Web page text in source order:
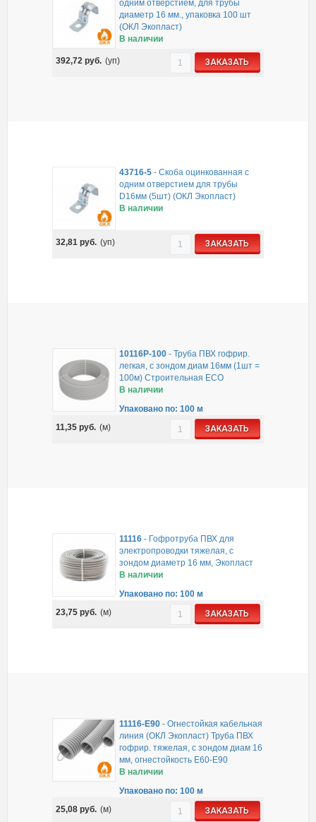
одним отверстием, для трубы
диаметр 16 мм., упаковка 100 шт
(ОКЛ Экопласт)
В наличии
392,72руб. (уп) ЗАКАЗАТЬ
43716-5 -Скоба оцинкованная с
одним отверстием для трубы
D16мм (5шт) (ОКЛ Экопласт)
В наличии
32,81руб. (уп) ЗАКАЗАТЬ
10116P-100 -Труба ПВХ гофрир.
легкая, с зондом диам 16мм (1шт =
100м) Строительная ECO
В наличии
Упаковано по: 100 м
11,35руб. (м) ЗАКАЗАТЬ
11116 - Гофротруба ПВХ для
электропроводки тяжелая, с
зондом диаметр 16 мм, Экопласт
В наличии
Упаковано по: 100 м
23,75руб. (м) ЗАКАЗАТЬ
11116-E90 -Огнестойкая кабельная
линия (ОКЛ Экопласт) Труба ПВХ
гофрир. тяжелая, с зондом диам 16
мм, огнестойкость E60-E90
В наличии
Упаковано по: 100 м
25,08руб. (м) ЗАКАЗАТЬ